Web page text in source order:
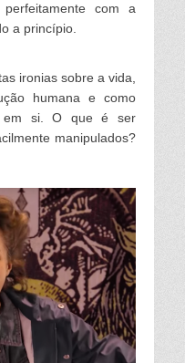
com a
a princípio.
ironias sobre a vida,
humana e como
em si. O que é ser
manipulados?